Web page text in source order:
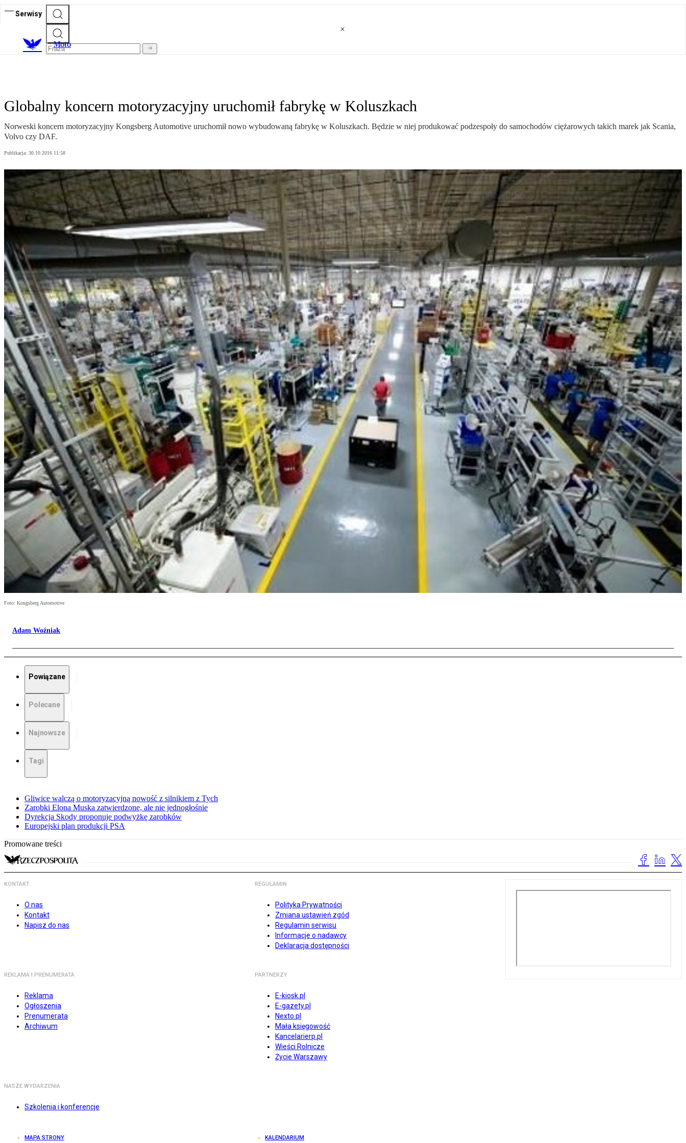
Serwisy
Moto
Globalny koncern motoryzacyjny uruchomił fabrykę w Koluszkach
Norweski koncern motoryzacyjny Kongsberg Automotive uruchomił nowo wybudowaną fabrykę w Koluszkach. Będzie w niej produkować podzespoły do samochodów ciężarowych takich marek jak Scania,
Volvo czy DAF.
Publikacja: 30.10.2016 11:58
Foto: Kongsberg Automotive
Adam Woźniak
Powiązane
Polecane
Najnowsze
Tagi
Gliwice walczą o motoryzacyjną nowość z silnikiem z Tych
Zarobki Elona Muska zatwierdzone, ale nie jednogłośnie
Dyrekcja Skody proponuje podwyżkę zarobków
Europejski plan produkcji PSA
Promowane treści
KONTAKT
O nas
Kontakt
Napisz do nas
REGULAMIN
Polityka Prywatności
Zmiana ustawień zgód
Regulamin serwisu
Informacje o nadawcy
Deklaracja dostępności
REKLAMA I PRENUMERATA
Reklama
Ogłoszenia
Prenumerata
Archiwum
PARTNERZY
E-kiosk.pl
E-gazety.pl
Nexto.pl
Mała księgowość
Kancelarierp.pl
Wieści Rolnicze
Życie Warszawy
NASZE WYDARZENIA
Szkolenia i konferencje
MAPA STRONY KALENDARIUM